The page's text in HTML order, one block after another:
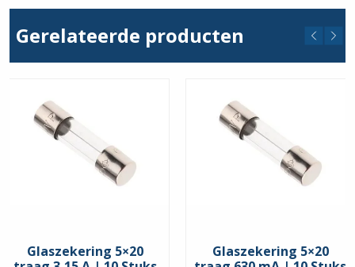
Gerelateerde producten
Glaszekering 5×20
Glaszekering 5×20